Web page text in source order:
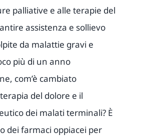
palliative e alle terapie del
assistenza e sollievo
da malattie gravi e
più di un anno
com’è cambiato
del dolore e il
dei malati terminali? È
dei farmaci oppiacei per